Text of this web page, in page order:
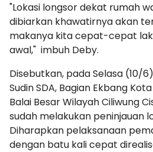
"Lokasi longsor dekat rumah
dibiarkan khawatirnya akan
makanya kita cepat-cepat
awal," imbuh Deby.
Disebutkan, pada Selasa (10/
Sudin SDA, Bagian Ekbang
Balai Besar Wilayah Ciliwung
sudah melakukan peninjauan
Diharapkan pelaksanaan
dengan batu kali cepat